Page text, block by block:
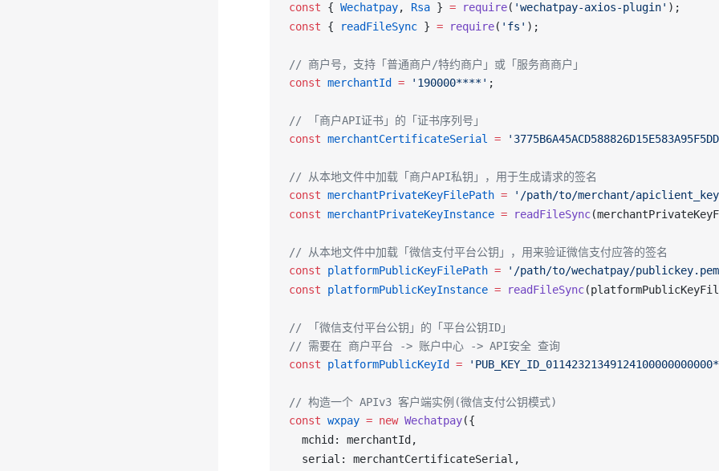
const { Wechatpay, Rsa } = require( 'wechatpay-axios-plugin' );
const { readFileSync } = require( 'fs' );
// 商户号，支持「普通商户/特约商户」或「服务商商户」
const merchantId = '190000****' ;
// 「商户API证书」的「证书序列号」
const merchantCertificateSerial =
// 从本地文件中加载「商户API私钥」，用于生成请求的签名
const merchantPrivateKeyFilePath = '/path/to/merchant/
const merchantPrivateKeyInstance = readFileSync(
// 从本地文件中加载「微信支付平台公钥」，用来验证微信支付应答的签名
const
platformPublicKeyFilePath = '/path/to/wechatpay/
const
platformPublicKeyInstance = readFileSync(
// 「微信支付平台公钥」的「平台公钥ID」
// 需要在 商户平台 -> 账户中心 -> API安全 查询
const
platformPublicKeyId =
// 构造一个 APIv3 客户端实例(微信支付公钥模式)
const wxpay = new Wechatpay({
mchid : merchantId ,
serial : merchantCertificateSerial ,